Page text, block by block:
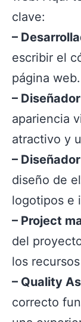
clave:
–
escribir el
página web.
–
apariencia
atractivo y
–
diseño de
logotipos e
– Project
del
los
– Quality
correcto